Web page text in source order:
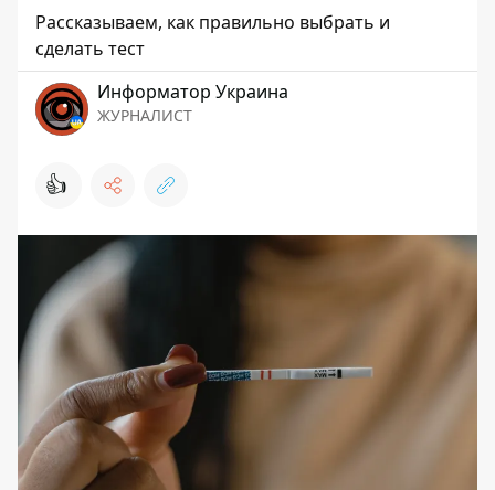
Рассказываем, как правильно выбрать и
сделать тест
Информатор Украина
ЖУРНАЛИСТ
👍